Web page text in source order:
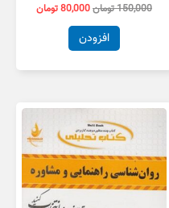
150,000تومان80,000تومان
افزودن